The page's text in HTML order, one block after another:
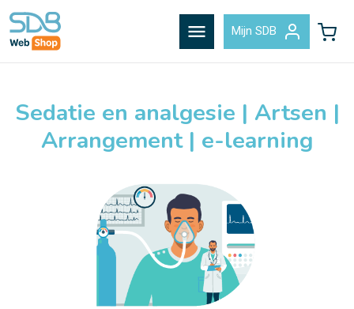
menu Mijn SDB
Sedatie en analgesie | Artsen |
Arrangement | e-learning